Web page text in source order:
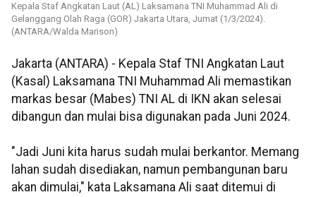
Kepala Staf Angkatan Laut (AL) Laksamana TNI Muhammad Ali di
Gelanggang Olah Raga (GOR) Jakarta Utara, Jumat (1/3/2024).
(ANTARA/Walda Marison)
Jakarta (ANTARA) - Kepala Staf TNI Angkatan Laut
(Kasal) Laksamana TNI Muhammad Ali memastikan
markas besar (Mabes) TNI AL di IKN akan selesai
dibangun dan mulai bisa digunakan pada Juni 2024.
"Jadi Juni kita harus sudah mulai berkantor. Memang
lahan sudah disediakan, namun pembangunan baru
akan dimulai," kata Laksamana Ali saat ditemui di